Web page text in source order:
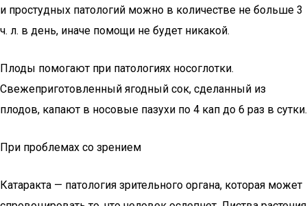
и простудных патологий можно в количестве не больше 3
ч. л. в день, иначе помощи не будет никакой.
Плоды помогают при патологиях носоглотки.
Свежеприготовленный ягодный сок, сделанный из
плодов, капают в носовые пазухи по 4 кап до 6 раз в сутки.
При проблемах со зрением
Катаракта — патология зрительного органа, которая может